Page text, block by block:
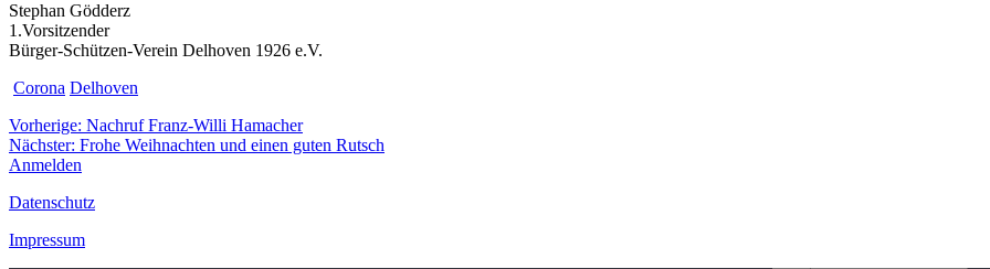
Stephan Gödderz
1.Vorsitzender
Bürger-Schützen-Verein Delhoven 1926 e.V.
Corona Delhoven
Beitragsnavigation
Vorherige: Vorheriger
Beitrag:
Nachruf Franz-Willi Hamacher
Nächster: Nächster
Beitrag:
Frohe Weihnachten und einen guten Rutsch
Anmelden
Datenschutz
Impressum